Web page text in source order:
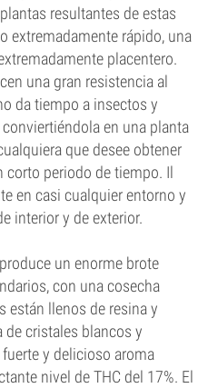
resultantes de estas
extremadamente rápido, una
placentero.
una gran resistencia al
da tiempo a insectos y
en una planta
que desee obtener
corto periodo de tiempo. Il
en casi cualquier entorno y
interior y de exterior.
un enorme brote
con una cosecha
están llenos de resina y
cristales blancos y
y delicioso aroma
nivel de THC del 17%. El